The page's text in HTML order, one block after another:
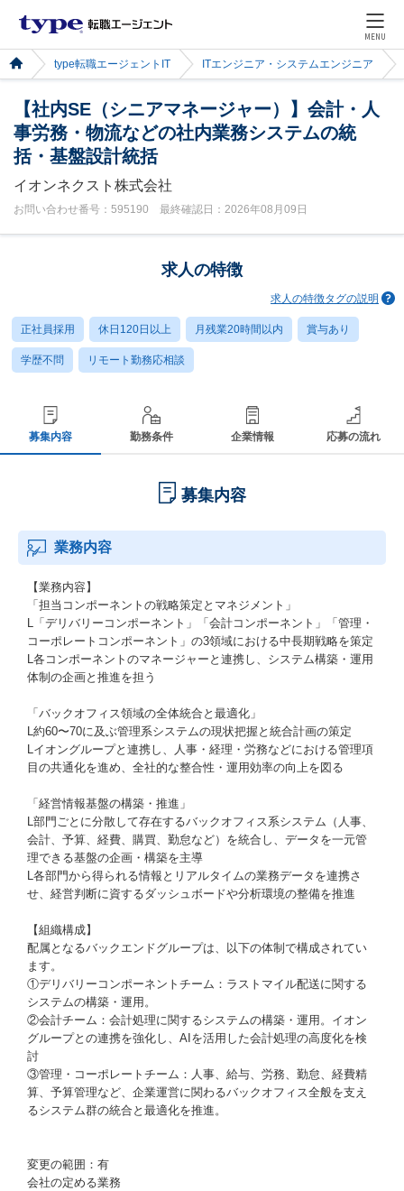
MENU
type転職エージェントIT ITエンジニア・システムエンジニア
【社内SE（シニアマネージャー）】会計・人
事労務・物流などの社内業務システムの統
括・基盤設計統括
イオンネクスト株式会社
お問い合わせ番号：595190 最終確認日：2026年08月09日
求人の特徴
求人の特徴タグの説明
正社員採用 休日120日以上 月残業20時間以内 賞与あり
学歴不問 リモート勤務応相談
募集内容 勤務条件 企業情報 応募の流れ
募集内容
業務内容
【業務内容】
「担当コンポーネントの戦略策定とマネジメント」
L「デリバリーコンポーネント」「会計コンポーネント」「管理・
コーポレートコンポーネント」の3領域における中長期戦略を策定
L各コンポーネントのマネージャーと連携し、システム構築・運用
体制の企画と推進を担う
「バックオフィス領域の全体統合と最適化」
L約60〜70に及ぶ管理系システムの現状把握と統合計画の策定
Lイオングループと連携し、人事・経理・労務などにおける管理項
目の共通化を進め、全社的な整合性・運用効率の向上を図る
「経営情報基盤の構築・推進」
L部門ごとに分散して存在するバックオフィス系システム（人事、
会計、予算、経費、購買、勤怠など）を統合し、データを一元管
理できる基盤の企画・構築を主導
L各部門から得られる情報とリアルタイムの業務データを連携さ
せ、経営判断に資するダッシュボードや分析環境の整備を推進
【組織構成】
配属となるバックエンドグループは、以下の体制で構成されてい
ます。
①デリバリーコンポーネントチーム：ラストマイル配送に関する
システムの構築・運用。
②会計チーム：会計処理に関するシステムの構築・運用。イオン
グループとの連携を強化し、AIを活用した会計処理の高度化を検
討
③管理・コーポレートチーム：人事、給与、労務、勤怠、経費精
算、予算管理など、企業運営に関わるバックオフィス全般を支え
るシステム群の統合と最適化を推進。
変更の範囲：有
会社の定める業務